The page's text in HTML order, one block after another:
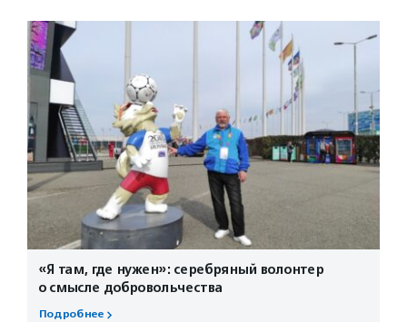
«Я там, где нужен»: серебряный волонтер
о смысле добровольчества
Подробнее